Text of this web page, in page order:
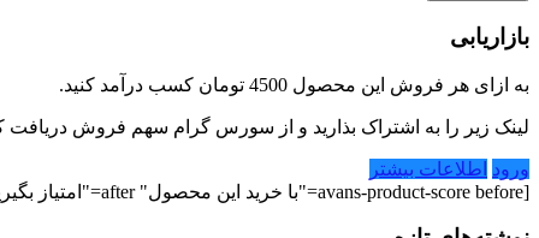
بازاریابی
به ازای هر فروش این محصول 4500 تومان کسب درآمد کنید.
لینک زیر را به اشتراک بذارید و از سورس گرام سهم فروش دریافت
ورود اطلاعات بیشتر
[avans-product-score before="با خرید این محصول" after="امتیاز بگیرید"]